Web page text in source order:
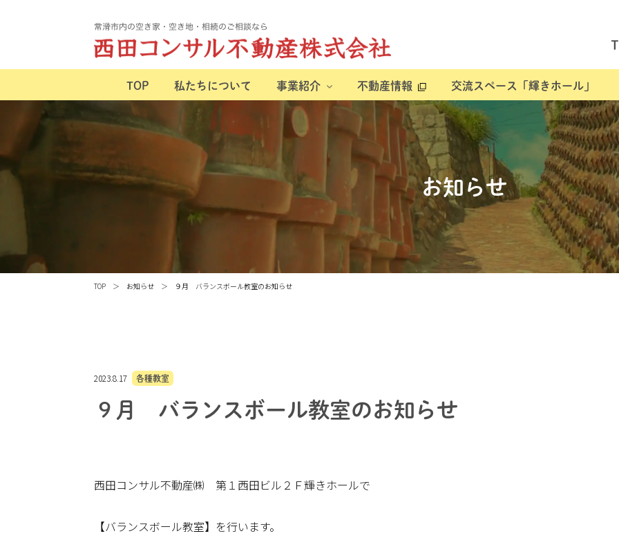
TOP 私たちについて 事業紹介 不動産情報 交流スペース「輝きホール」
お知らせ
TOP お知らせ ９月 バランスボール教室のお知らせ
2023.8.17 各種教室
９月 バランスボール教室のお知らせ
西田コンサル不動産㈱ 第１西田ビル２Ｆ輝きホールで
【バランスボール教室】を行います。